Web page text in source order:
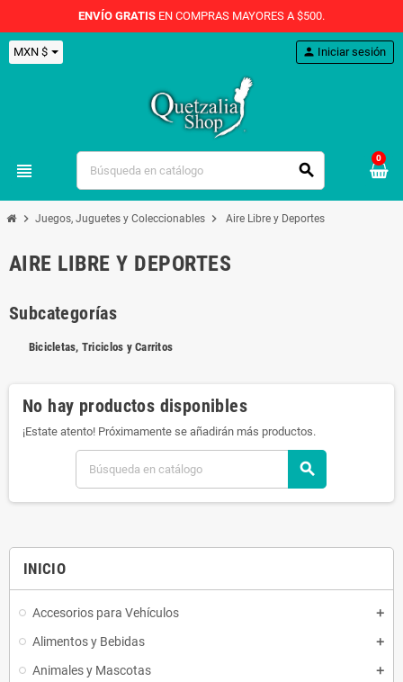
ENVÍO GRATIS EN COMPRAS MAYORES A $500.
MXN $
view_headline search
person Iniciar sesión
0
chevron_right Juegos, Juguetes y Coleccionables chevron_right Aire Libre y Deportes
INICIO
Accesorios para Vehículos
Alimentos y Bebidas
Animales y Mascotas
AIRE LIBRE Y DEPORTES
Subcategorías
Bicicletas, Triciclos y Carritos
No hay productos disponibles
¡Estate atento! Próximamente se añadirán más productos.
search